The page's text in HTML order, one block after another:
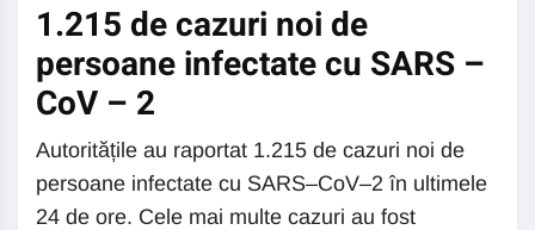
1.215 de cazuri noi de
persoane infectate cu SARS –
CoV – 2
Autoritățile au raportat 1.215 de cazuri noi de
persoane infectate cu SARS–CoV–2 în ultimele
24 de ore. Cele mai multe cazuri au fost